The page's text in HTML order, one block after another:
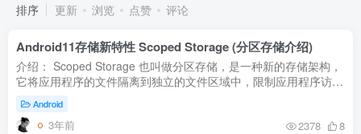
排序 更新 浏览 点赞 评论
Android11存储新特性 Scoped Storage (分区存储介绍)
介绍： Scoped Storage 也叫做分区存储，是一种新的存储架构，
它将应用程序的文件隔离到独立的文件区域中，限制应用程序访问
其他应用程序的文件。这样做的目的是提高安全性和隐私保护，并
且确保...
Android
3年前 2378 8